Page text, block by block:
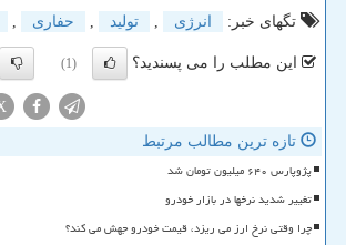
تگهای خبر:
انرژی , تولید , حفاری ,
این مطلب را می پسندید؟ (1)
تازه ترین مطالب مرتبط
پژوپارس ۶۴۰ میلیون تومان شد
تغییر شدید نرخها در بازار خودرو
چرا وقتی نرخ ارز می ریزد، قیمت خودرو جهش می کند؟